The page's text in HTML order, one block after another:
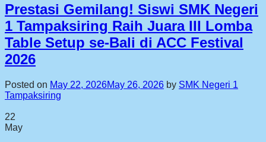
Prestasi Gemilang! Siswi SMK Negeri
1 Tampaksiring Raih Juara III Lomba
Table Setup se-Bali di ACC Festival
2026
Posted on May 22, 2026May 26, 2026 by SMK Negeri 1
Tampaksiring
22
May